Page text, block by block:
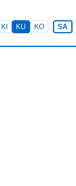
KI KU KO SA